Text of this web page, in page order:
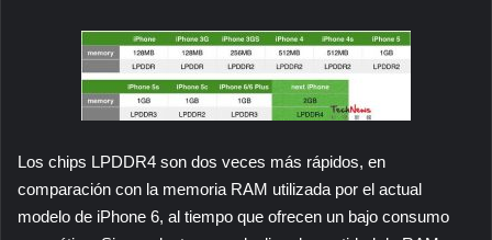
Los chips LPDDR4 son dos veces más rápidos, en
comparación con la memoria RAM utilizada por el actual
modelo de iPhone 6, al tiempo que ofrecen un bajo consumo